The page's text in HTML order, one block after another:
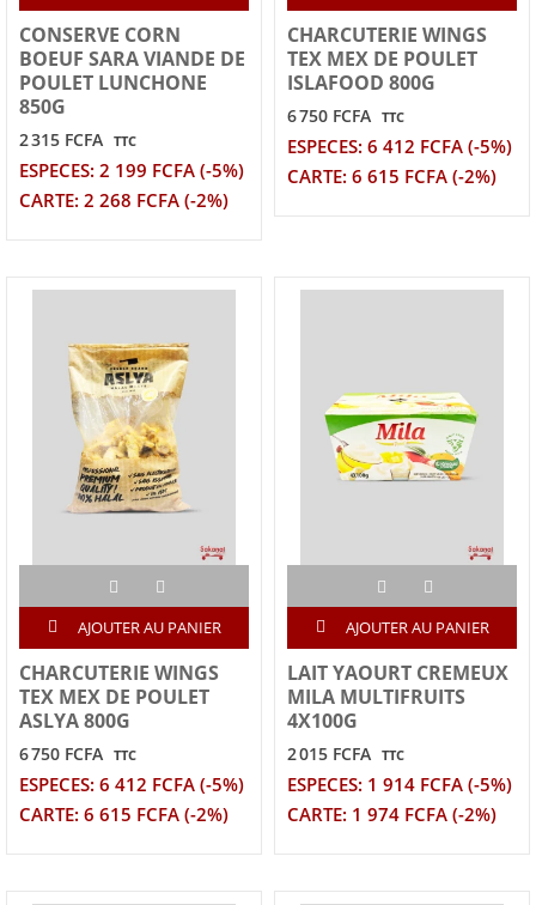
CONSERVE CORN
BOEUF SARA VIANDE DE
POULET LUNCHONE
850G
2 315 FCFA TTC
ESPECES: 2 199 FCFA (-5%)
CARTE: 2 268 FCFA (-2%)
CHARCUTERIE WINGS
TEX MEX DE POULET
ISLAFOOD 800G
6 750 FCFA TTC
ESPECES: 6 412 FCFA (-5%)
CARTE: 6 615 FCFA (-2%)
AJOUTER AU PANIER
CHARCUTERIE WINGS
TEX MEX DE POULET
ASLYA 800G
6 750 FCFA TTC
ESPECES: 6 412 FCFA (-5%)
CARTE: 6 615 FCFA (-2%)
AJOUTER AU PANIER
LAIT YAOURT CREMEUX
MILA MULTIFRUITS
4X100G
2 015 FCFA TTC
ESPECES: 1 914 FCFA (-5%)
CARTE: 1 974 FCFA (-2%)